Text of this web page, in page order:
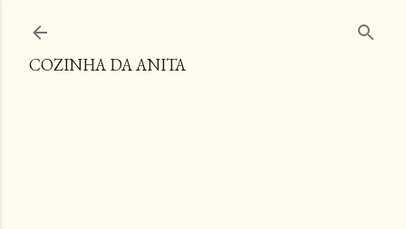
COZINHA DA ANITA